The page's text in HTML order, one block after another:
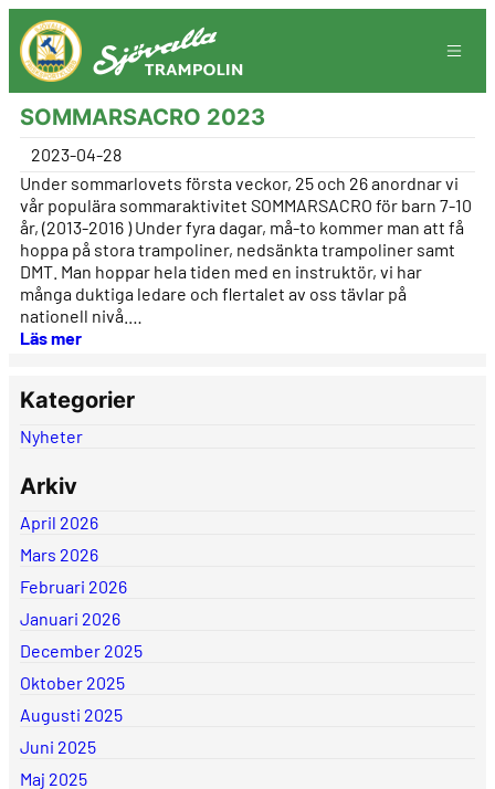
Hoppa
till
innehåll
SOMMARSACRO 2023
2023-04-28
Under sommarlovets första veckor, 25 och 26 anordnar vi
vår populära sommaraktivitet SOMMARSACRO för barn 7-10
år, (2013-2016 ) Under fyra dagar, må-to kommer man att få
hoppa på stora trampoliner, nedsänkta trampoliner samt
DMT. Man hoppar hela tiden med en instruktör, vi har
många duktiga ledare och flertalet av oss tävlar på
nationell nivå.…
Läs mer
Kategorier
Nyheter
Arkiv
April 2026
Mars 2026
Februari 2026
Januari 2026
December 2025
Oktober 2025
Augusti 2025
Juni 2025
Maj 2025